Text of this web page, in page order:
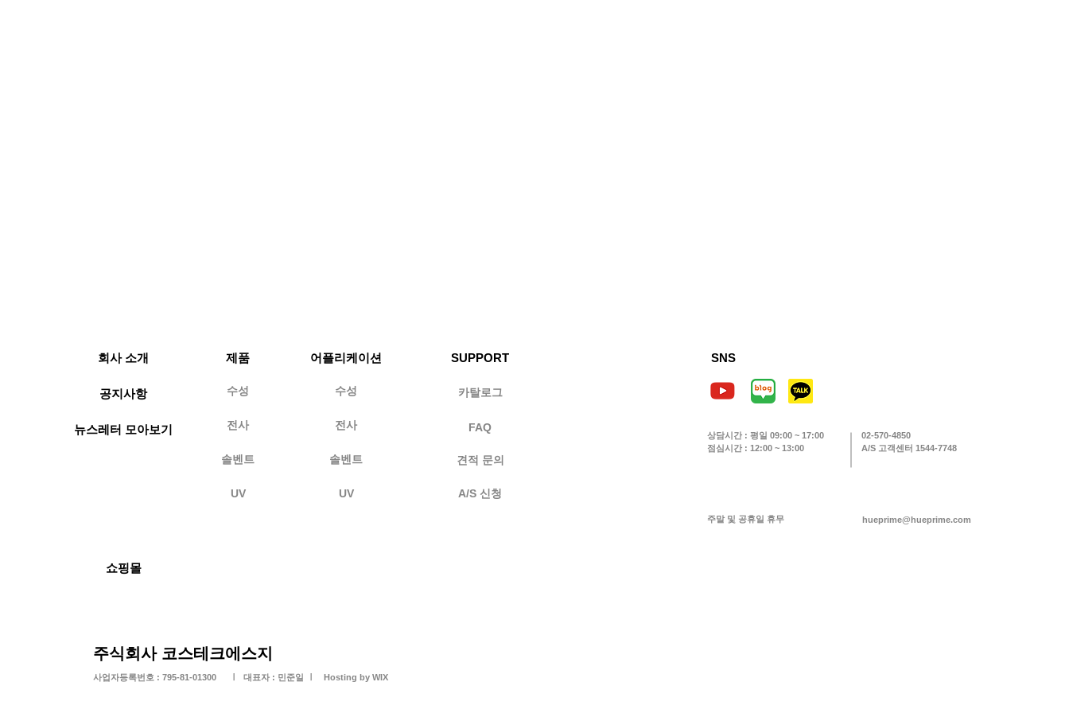
회사 소개
공지사항
뉴스레터 모아보기
제품
수성
전사
솔벤트
UV
어플리케이션
수성
전사
솔벤트
UV
SUPPORT
카탈로그
FAQ
견적 문의
A/S 신청
SNS
​상담시간 : 평일 09:00 ~ 17:00
02-570-4850
점심시간 : 12:00 ~ 13:00
A/S 고객센터 1544-7748
주말 및 공휴일 휴무 hueprime@hueprime.com
쇼핑몰
​주식회사 코스테크에스지
사업자등록번호 : 795-81-01300 ​대표자 : 민준일 Hosting by WIX